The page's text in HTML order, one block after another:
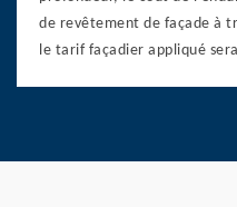
de revêtement de façade à
le tarif façadier appliqué